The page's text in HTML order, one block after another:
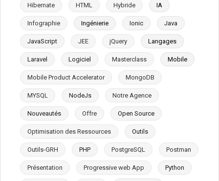
Hibernate HTML Hybride IA
Infographie Ingénierie Ionic Java
JavaScript JEE jQuery Langages
Laravel Logiciel Masterclass Mobile
Mobile Product Accelerator MongoDB
MYSQL NodeJs Notre Agence
Nouveautés Offre Open Source
Optimisation des Ressources Outils
Outils-GRH PHP PostgreSQL Postman
Présentation Progressive web App Python